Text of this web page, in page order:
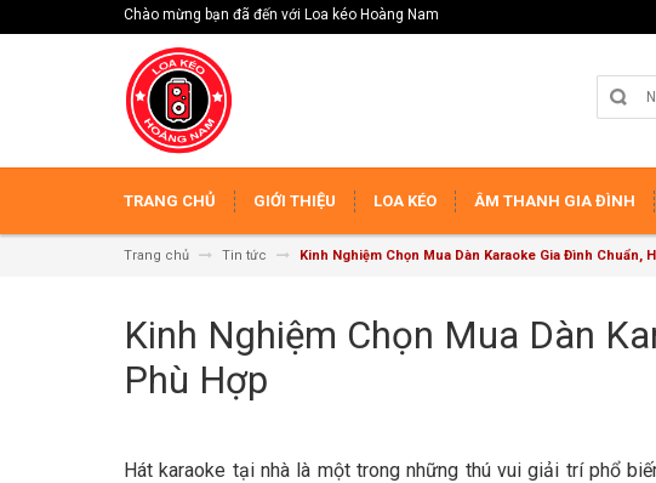
Chào mừng bạn đã đến với Loa kéo Hoàng Nam
TRANG CHỦ GIỚI THIỆU LOA KÉO ÂM THANH GIA ĐÌNH
Trang chủ Tin tức Kinh Nghiệm Chọn Mua Dàn Karaoke Gia Đình Chuẩn,
Kinh Nghiệm Chọn Mua Dàn
Phù Hợp
Hát karaoke tại nhà là một trong những thú vui giải trí phổ